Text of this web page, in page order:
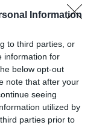
Information
to third parties, or
information for
below opt-out
note that after your
seeing
utilized by
parties prior to
intermezzo
«Questo caldo
Sorapiss:
col sup